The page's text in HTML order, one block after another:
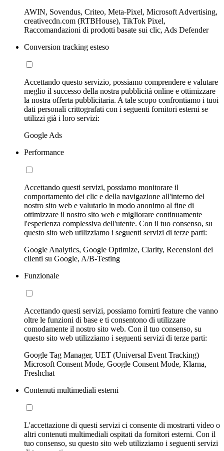
AWIN, Sovendus, Criteo, Meta-Pixel, Microsoft Advertising,
creativecdn.com (RTBHouse), TikTok Pixel,
Raccomandazioni di prodotti basate sui clic, Ads Defender
Conversion tracking esteso
Accettando questo servizio, possiamo comprendere e valutare
meglio il successo della nostra pubblicità online e ottimizzare
la nostra offerta pubblicitaria. A tale scopo confrontiamo i tuoi
dati personali crittografati con i seguenti fornitori esterni se
utilizzi già i loro servizi:
Google Ads
Performance
Accettando questi servizi, possiamo monitorare il
comportamento dei clic e della navigazione all'interno del
nostro sito web e valutarlo in modo anonimo al fine di
ottimizzare il nostro sito web e migliorare continuamente
l'esperienza complessiva dell'utente. Con il tuo consenso, su
questo sito web utilizziamo i seguenti servizi di terze parti:
Google Analytics, Google Optimize, Clarity, Recensioni dei
clienti su Google, A/B-Testing
Funzionale
Accettando questi servizi, possiamo fornirti feature che vanno
oltre le funzioni di base e ti consentono di utilizzare
comodamente il nostro sito web. Con il tuo consenso, su
questo sito web utilizziamo i seguenti servizi di terze parti:
Google Tag Manager, UET (Universal Event Tracking)
Microsoft Consent Mode, Google Consent Mode, Klarna,
Freshchat
Contenuti multimediali esterni
L'accettazione di questi servizi ci consente di mostrarti video o
altri contenuti multimediali ospitati da fornitori esterni. Con il
tuo consenso, su questo sito web utilizziamo i seguenti servizi